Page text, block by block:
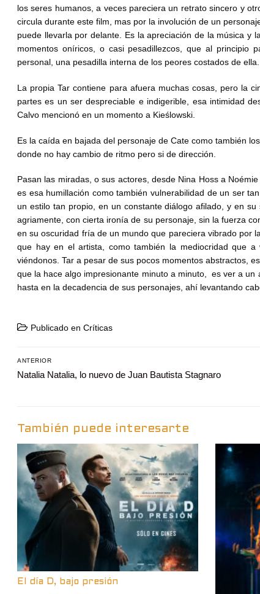
los seres humanos, a veces pareciera un retrato sincero y
circula durante este film, mas por la involución de un
puede llevarla por delante. Es la apreciación de la música y
momentos oníricos, o casi pesadillezcos, que al principio
personal, una pesadilla interna de los peores costados de ella.
La propia Tar contiene para afuera muchas cosas, pero la
partes es un ser despreciable e indigerible, esa intimidad
Calvo mencionó en un momento a Kieślowski.
Es la caída en bajada del personaje de Cate como también
donde no hay cambio de ritmo pero si de dirección.
Pasan las miradas, o sus actores, desde Nina Hoss a
es esa humillación como también vulnerabilidad de un ser
un estilo tan propio, en un constante diálogo afilado, y en
agriamente, con cierta ironía de su personaje, sin la fuerza
en su oscuridad fría de un mundo que pareciera vibrado por
que hay en el artista, como también la mediocridad que
viéndonos. Tar a pesar de sus pocos momentos abstractos,
que la hace algo impresionante minuto a minuto, es ver a
hasta en la decadencia de sus personajes, ahí levantando
Publicado en Críticas
Navegación
de
ANTERIOR
Entrada
Natalia Natalia, lo nuevo de Juan Bautista Stagnaro
También puede interesarte
El día D, bajo presión